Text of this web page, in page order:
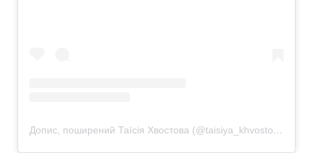
Допис, поширений Таїсія Хвостова (@taisiya_khvostova)